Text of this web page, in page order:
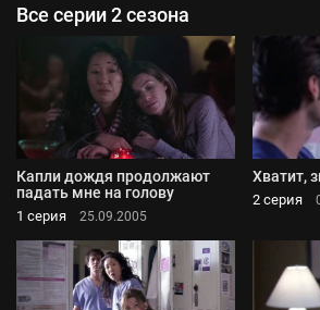
Все серии 2 сезона
Капли дождя продолжают
падать мне на голову
1 серия 25.09.2005
Хватит,
2 серия